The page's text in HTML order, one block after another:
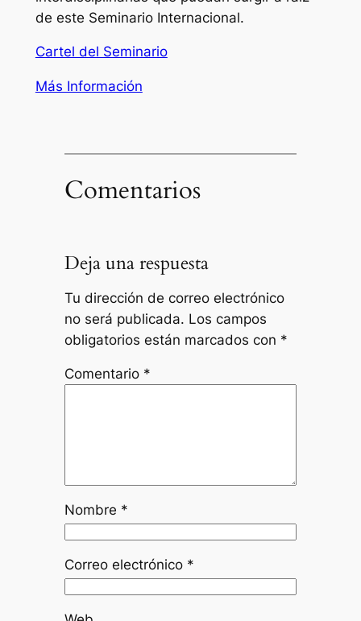
de este Seminario Internacional.
Cartel del Seminario
Más Información
Comentarios
Deja una respuesta
Tu dirección de correo electrónico
no será publicada. Los campos
obligatorios están marcados con *
Comentario *
Nombre *
Correo electrónico *